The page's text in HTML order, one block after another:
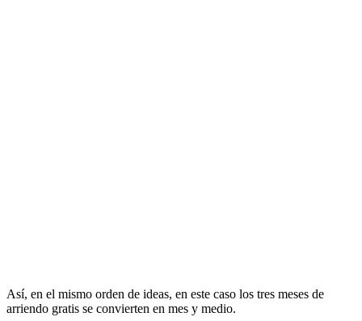
Así, en el mismo orden de ideas, en este caso los tres meses de
arriendo gratis se convierten en mes y medio.